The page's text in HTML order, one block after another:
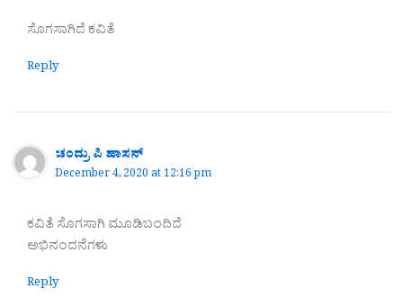
ಸೊಗಸಾಗಿದೆ ಕವಿತೆ
Reply
ಚಂದ್ರು ಪಿ ಹಾಸನ್
December 4, 2020 at 12:16 pm
ಕವಿತೆ ಸೊಗಸಾಗಿ ಮೂಡಿಬಂದಿದೆ
ಅಭಿನಂದನೆಗಳು
Reply